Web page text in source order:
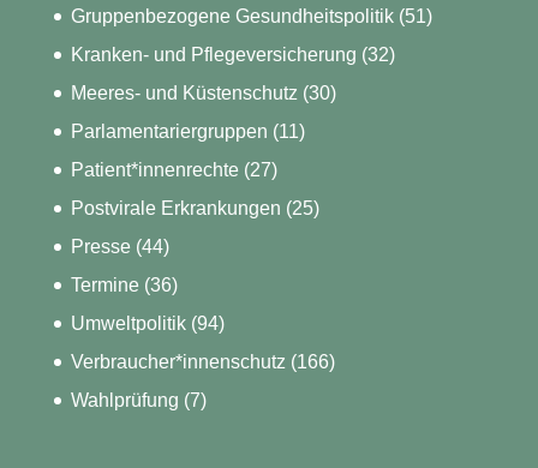
Gruppenbezogene Gesundheitspolitik(51)
Kranken- und Pflegeversicherung (32)
Meeres- und Küstenschutz (30)
Parlamentariergruppen (11)
Patient*innenrechte(27)
Postvirale Erkrankungen (25)
Presse(44)
Termine(36)
Umweltpolitik(94)
Verbraucher*innenschutz (166)
Wahlprüfung (7)